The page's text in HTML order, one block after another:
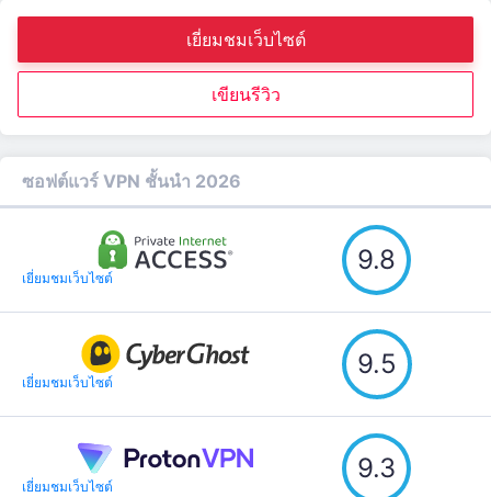
เยี่ยมชมเว็บไซต์
เขียนรีวิว
ซอฟต์แวร์ VPN ชั้นนำ 2026
เยี่ยมชมเว็บไซต์
9.8
เยี่ยมชมเว็บไซต์
9.5
เยี่ยมชมเว็บไซต์
9.3